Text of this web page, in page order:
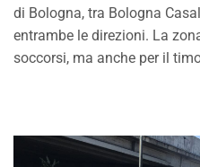
di Bologna, tra Bologna
entrambe le direzioni. La
soccorsi, ma anche per il